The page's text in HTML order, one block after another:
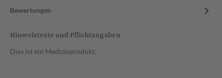
Bewertungen
Hinweistexte und Pflichtangaben
Dies ist ein Medizinprodukt.